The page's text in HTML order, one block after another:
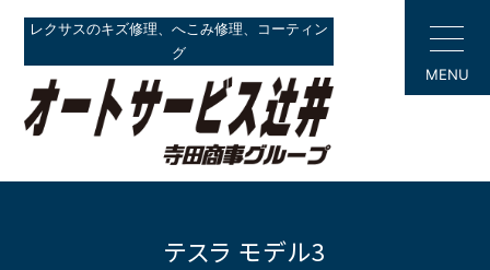
レクサスのキズ修理、へこみ修理、コーティン
グ
MENU
テスラ モデル3